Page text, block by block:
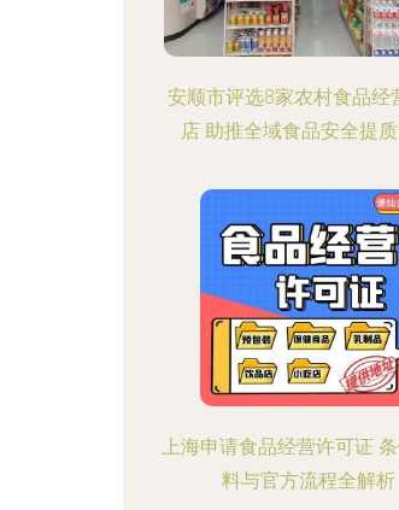
安顺市评选8家农村食品经
店 助推全域食品安全提
上海申请食品经营许可证
料与官方流程全解析